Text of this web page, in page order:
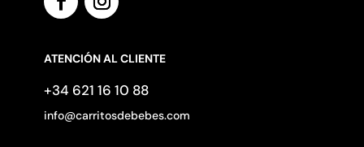
ATENCIÓN AL CLIENTE
+34 621 16 10 88
info@carritosdebebes.com